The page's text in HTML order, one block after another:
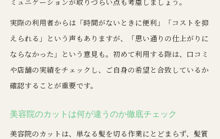
実際の利用者からは「時間がないときに便利」「コストを抑
えられる」という声もありますが、「思い通りの仕上がりに
ならなかった」という意見も。初めて利用する際は、口コミ
や店舗の実績をチェックし、ご自身の希望と合致しているか
確認することが重要です。
美容院のカットは何が違うのか徹底チェック
美容院のカットは、単なる髪を切る作業にとどまらず、髪質